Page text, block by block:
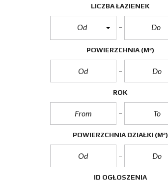
LICZBA ŁAZIENEK
Od Do
POWIERZCHNIA (M²)
ROK
POWIERZCHNIA DZIAŁKI (M²)
ID OGŁOSZENIA